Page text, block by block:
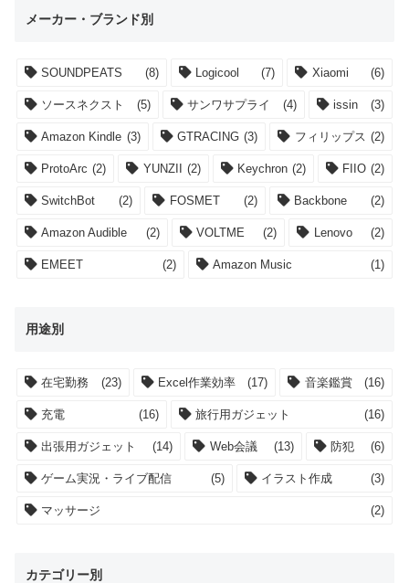
メーカー・ブランド別
SOUNDPEATS (8) Logicool (7) Xiaomi (6)
ソースネクスト (5) サンワサプライ (4) issin (3)
Amazon Kindle (3) GTRACING (3) フィリップス (2)
ProtoArc (2) YUNZII (2) Keychron (2) FIIO (2)
SwitchBot (2) FOSMET (2) Backbone (2)
Amazon Audible (2) VOLTME (2) Lenovo (2)
EMEET (2) Amazon Music (1)
用途別
在宅勤務 (23) Excel作業効率 (17) 音楽鑑賞 (16)
充電 (16) 旅行用ガジェット (16)
出張用ガジェット (14) Web会議 (13) 防犯 (6)
ゲーム実況・ライブ配信 (5) イラスト作成 (3)
マッサージ (2)
カテゴリー別